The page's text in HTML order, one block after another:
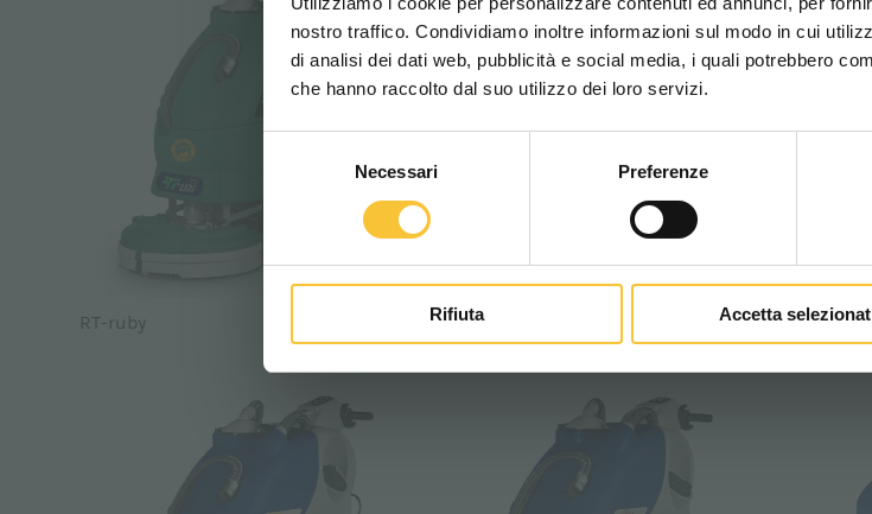
nostro traffico. Condividiamo inoltre informazioni sul modo in cui
di analisi dei dati web, pubblicità e social media, i quali potrebbero
che hanno raccolto dal suo utilizzo dei loro servizi.
Necessari Preferenze
Rifiuta Accetta
RT-ruby Ruby 48 Bh 3SD Ruby